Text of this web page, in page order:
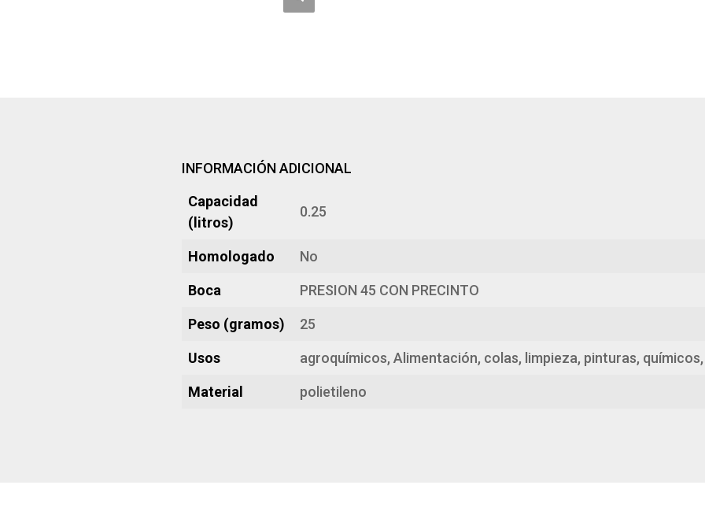
INFORMACIÓN ADICIONAL
Capacidad
(litros)
0.25
Homologado No
Boca PRESION 45 CON PRECINTO
Peso (gramos) 25
Usos agroquímicos, Alimentación, colas, limpieza, pinturas,
Material polietileno